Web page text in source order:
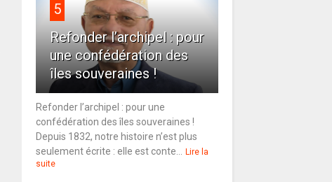
5
Refonder l’archipel : pour
une confédération des
îles souveraines !
Refonder l’archipel : pour une
confédération des îles souveraines !
Depuis 1832, notre histoire n’est plus
seulement écrite : elle est conte...
Lire la
suite